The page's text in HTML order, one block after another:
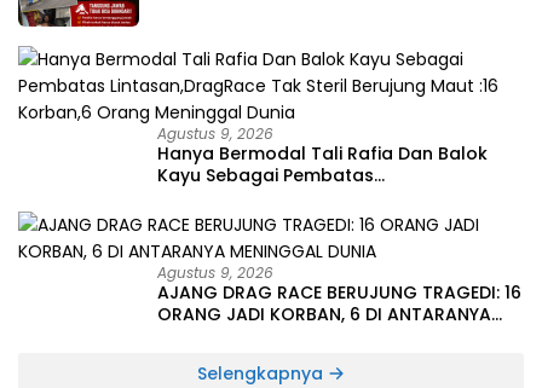
MENINGGAL DUNIA
Agustus 9, 2026
Hanya Bermodal Tali Rafia Dan Balok
Kayu Sebagai Pembatas
Maut :16 Korban,6 Orang Meninggal
Dunia
Agustus 9, 2026
AJANG DRAG RACE BERUJUNG TRAGEDI: 16
ORANG JADI KORBAN, 6 DI ANTARANYA
Selengkapnya